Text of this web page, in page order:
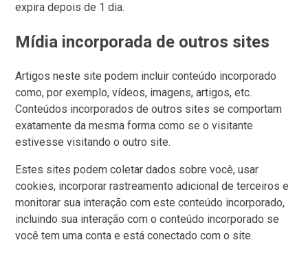
expira depois de 1 dia.
Mídia incorporada de outros sites
Artigos neste site podem incluir conteúdo incorporado
como, por exemplo, vídeos, imagens, artigos, etc.
Conteúdos incorporados de outros sites se comportam
exatamente da mesma forma como se o visitante
estivesse visitando o outro site.
Estes sites podem coletar dados sobre você, usar
cookies, incorporar rastreamento adicional de terceiros e
monitorar sua interação com este conteúdo incorporado,
incluindo sua interação com o conteúdo incorporado se
você tem uma conta e está conectado com o site.